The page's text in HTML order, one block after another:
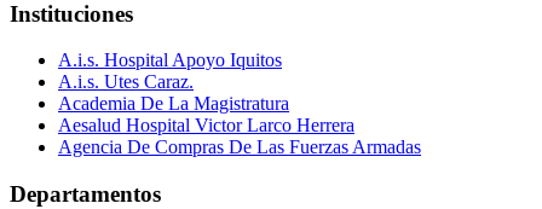
Instituciones
A.i.s. Hospital Apoyo Iquitos
A.i.s. Utes Caraz.
Academia De La Magistratura
Aesalud Hospital Victor Larco Herrera
Agencia De Compras De Las Fuerzas Armadas
Departamentos